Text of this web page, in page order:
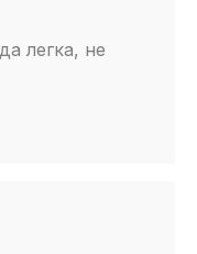
легка, не